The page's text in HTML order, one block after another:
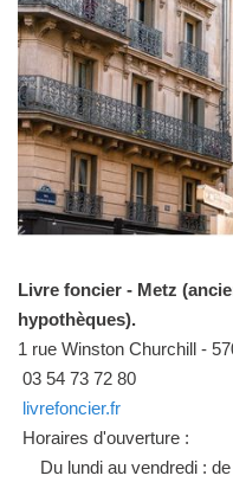
Livre foncier - Metz
hypothèques).
1 rue Winston Churchill -
03 54 73 72 80
livrefoncier.fr
Horaires d'ouverture :
Du lundi au vendredi :